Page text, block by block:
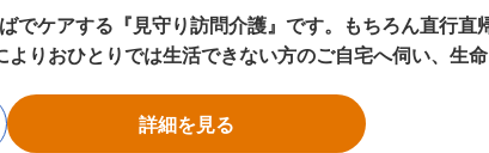
でケアする『見守り訪問介護』です。もちろん直行直
ろう・腸ろう） ・介護記録の記入 など ※詳細は面
詳細を見る